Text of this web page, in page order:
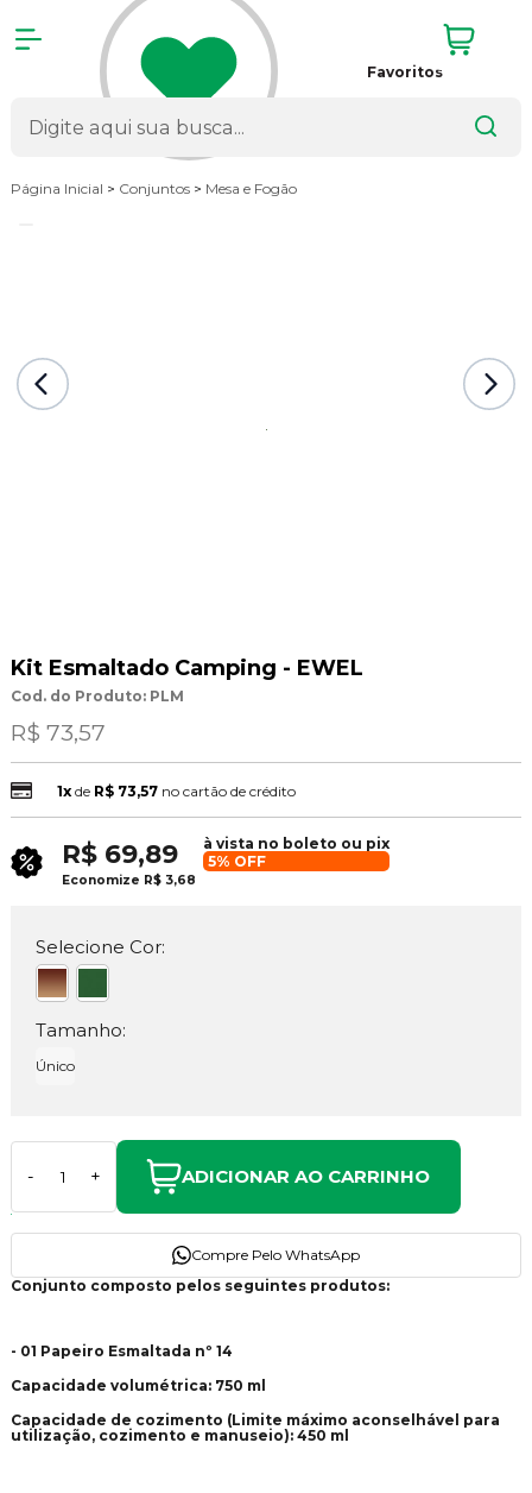
Favoritos
Página Inicial > Conjuntos > Mesa e Fogão
Kit Esmaltado Camping - EWEL
Cod. do Produto: PLM
R$ 73,57
1xde R$ 73,57 no cartão de crédito
R$ 69,89
à vista no boleto ou pix
5% OFF
Economize R$ 3,68
Selecione Cor:
Tamanho:
Único
- + ADICIONAR AO CARRINHO
Compre Pelo WhatsApp
Conjunto composto pelos seguintes produtos:
- 01 Papeiro Esmaltada nº 14
Capacidade volumétrica: 750 ml
Capacidade de cozimento (Limite máximo aconselhável para
utilização, cozimento e manuseio): 450 ml